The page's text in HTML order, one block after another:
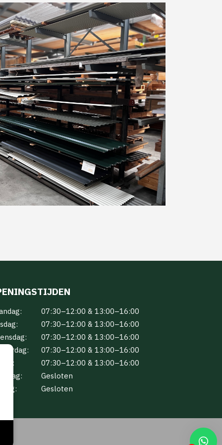
07:30–12:00 & 13:00–16:00
07:30–12:00 & 13:00–16:00
07:30–12:00 & 13:00–16:00
07:30–12:00 & 13:00–16:00
07:30–12:00 & 13:00–16:00
Gesloten
Gesloten